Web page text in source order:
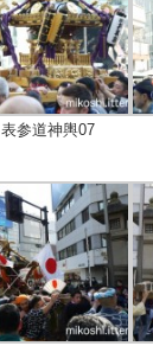
表参道神輿07